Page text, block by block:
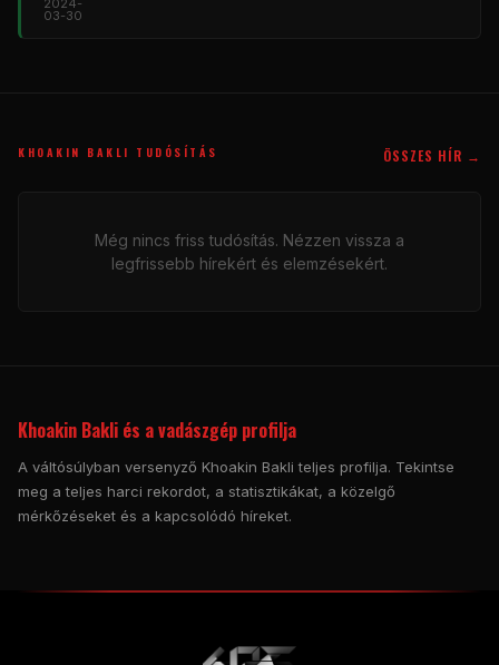
03-30
KHOAKIN BAKLI TUDÓSÍTÁS ÖSSZES HÍR →
Még nincs friss tudósítás. Nézzen vissza a
legfrissebb hírekért és elemzésekért.
Khoakin Bakli és a vadászgép profilja
A váltósúlyban versenyző Khoakin Bakli teljes profilja. Tekintse
meg a teljes harci rekordot, a statisztikákat, a közelgő
mérkőzéseket és a kapcsolódó híreket.